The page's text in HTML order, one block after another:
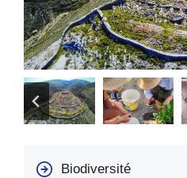
Biodiversité